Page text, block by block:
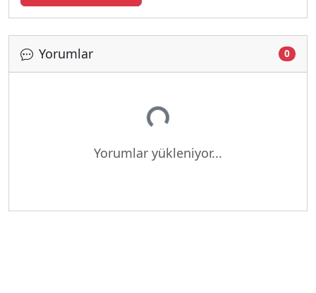
Yorumlar 0
Yükleniyor...
Yorumlar yükleniyor...